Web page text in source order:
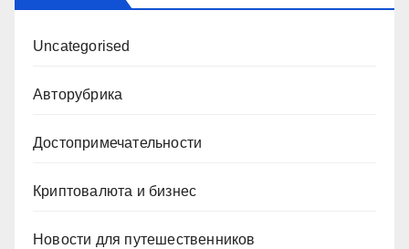
Uncategorised
Авторубрика
Достопримечательности
Криптовалюта и бизнес
Новости для путешественников